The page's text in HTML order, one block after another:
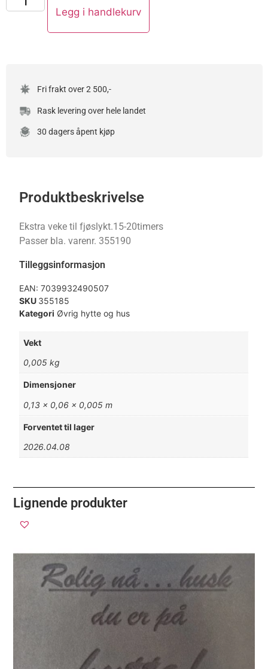
Legg i handlekurv
Fri frakt over 2 500,-
Rask levering over hele landet
30 dagers åpent kjøp
Produktbeskrivelse
Ekstra veke til fjøslykt.15-20timers
Passer bla. varenr. 355190
Tilleggsinformasjon
EAN:7039932490507
SKU 355185
Kategori Øvrig hytte og hus
Vekt
0,005 kg
Dimensjoner
0,13 × 0,06 × 0,005 m
Forventet til lager
2026.04.08
Lignende produkter